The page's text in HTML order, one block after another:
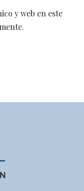
y web en este